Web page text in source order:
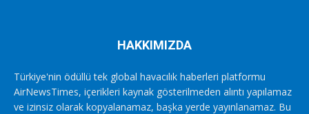
HAKKIMIZDA
Türkiye'nin ödüllü tek global havacılık haberleri platformu
AirNewsTimes, içerikleri kaynak gösterilmeden alıntı yapılamaz
ve izinsiz olarak kopyalanamaz, başka yerde yayınlanamaz. Bu